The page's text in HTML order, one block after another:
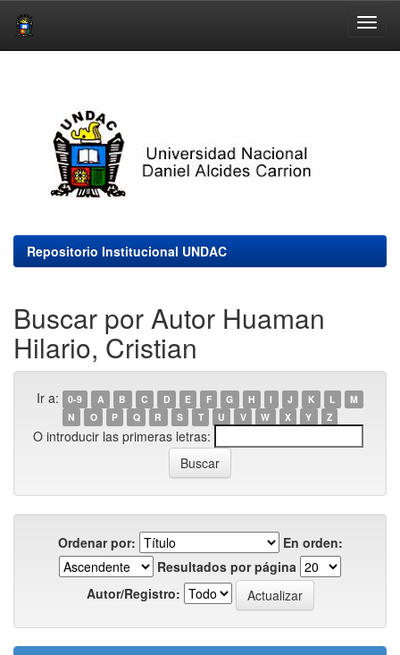
Repositorio Institucional UNDAC
Buscar por Autor Huaman
Hilario, Cristian
Ir a: 0-9 A B C D E F G H I J K L
M
N
O P Q R S T U V W X Y Z
O introducir las primeras letras:
Ordenar por:
En orden:
Resultados por página
Autor/Registro: